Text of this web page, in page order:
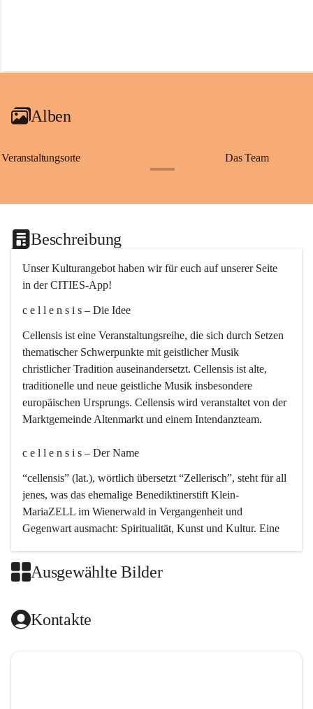
Alben
Veranstaltungsorte Das Team
Beschreibung
Unser Kulturangebot haben wir für euch auf unserer Seite
in der CITIES-App!
c e l l e n s i s – Die Idee
Cellensis ist eine Veranstaltungsreihe, die sich durch Setzen
thematischer Schwerpunkte mit geistlicher Musik
christlicher Tradition auseinandersetzt. Cellensis ist alte,
traditionelle und neue geistliche Musik insbesondere
europäischen Ursprungs. Cellensis wird veranstaltet von der
Marktgemeinde Altenmarkt und einem Intendanzteam.
c e l l e n s i s – Der Name
“cellensis” (lat.), wörtlich übersetzt “Zellerisch”, steht für all
jenes, was das ehemalige Benediktinerstift Klein-
MariaZELL im Wienerwald in Vergangenheit und
Gegenwart ausmacht: Spiritualität, Kunst und Kultur. Eine
Kirchenmusik, dem kunstvollen Lob Gottes.
Das kirchenmusikalische Festival Cellensis wird seit dem
Ausgewählte Bilder
Kontakte